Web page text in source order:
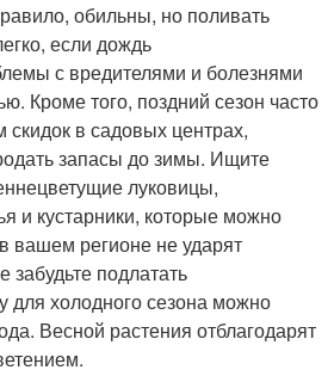
обильны, но поливать
если дождь
с вредителями и болезнями
Кроме того, поздний сезон часто
в садовых центрах,
запасы до зимы. Ищите
луковицы,
и кустарники, которые можно
вашем регионе не ударят
подлатать
для холодного сезона можно
Весной растения отблагодарят